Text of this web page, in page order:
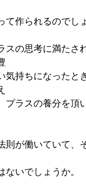
て作られるのでし
スの思考に満たさ
気持ちになったと
プラスの養分を頂
則が働いていて、
ないでしょうか